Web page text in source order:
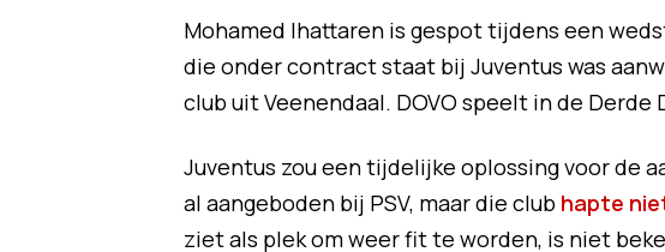
Mohamed Ihattaren is gespot tijdens een
die onder contract staat bij Juventus was
club uit Veenendaal. DOVO speelt in de Derde
Juventus zou een tijdelijke oplossing voor de
al aangeboden bij PSV, maar die club hapte
ziet als plek om weer fit te worden, is niet